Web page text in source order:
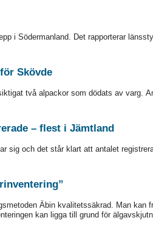
i Södermanland. Det rapporterar
Skövde
två alpackor som dödats av varg.
– flest i Jämtland
sig och det står klart att antalet
Äbin kvalitetssäkrad. Man kan
kan ligga till grund för